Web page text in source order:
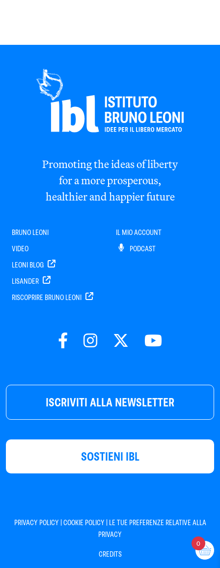
ISCRIVITI ALLA NEWSLETTER
SOSTIENI IBL
Promoting the ideas of liberty
for a more prosperous,
healthier and happier future
BRUNO LEONI
VIDEO
LEONI BLOG
LISANDER
RISCOPRIRE BRUNO LEONI
IL MIO ACCOUNT
PODCAST
PRIVACY POLICY |COOKIE POLICY | LE TUE PREFERENZE RELATIVE ALLA
PRIVACY
CREDITS
0